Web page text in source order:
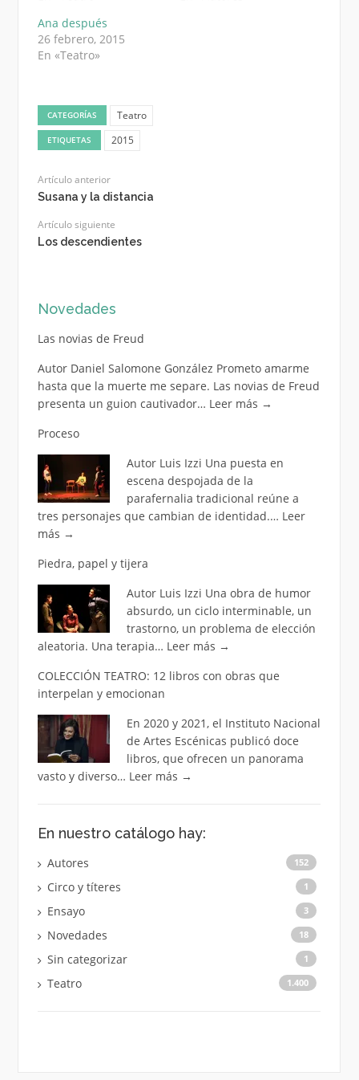
Ana después
26 febrero, 2015
En «Teatro»
CATEGORÍAS Teatro
ETIQUETAS 2015
Artículo anterior
Susana y la distancia
Artículo siguiente
Los descendientes
Novedades
Las novias de Freud
Autor Daniel Salomone González Prometo amarme
hasta que la muerte me separe. Las novias de Freud
presenta un guion cautivador… Leer más →
Proceso
Autor Luis Izzi Una puesta en
escena despojada de la
parafernalia tradicional reúne a
tres personajes que cambian de identidad.… Leer
más →
Piedra, papel y tijera
Autor Luis Izzi Una obra de humor
absurdo, un ciclo interminable, un
trastorno, un problema de elección
aleatoria. Una terapia… Leer más →
COLECCIÓN TEATRO: 12 libros con obras que
interpelan y emocionan
En 2020 y 2021, el Instituto Nacional
de Artes Escénicas publicó doce
libros, que ofrecen un panorama
vasto y diverso… Leer más →
En nuestro catálogo hay:
Autores 152
Circo y títeres 1
Ensayo 3
Novedades 18
Sin categorizar 1
Teatro 1.400